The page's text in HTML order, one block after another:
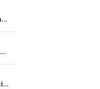
¿Nieve en la Región Metropolitana? Alerta por llegada de frío a las comunas de Santiago
La Oreja de Van Gogh confirma cuarta fecha en Chile: Revisa cuándo parte la venta de entradas
Actor que brilló en CHV se divorcia en medio de denuncias por violencia: Esposa huyó del país junto a su hija